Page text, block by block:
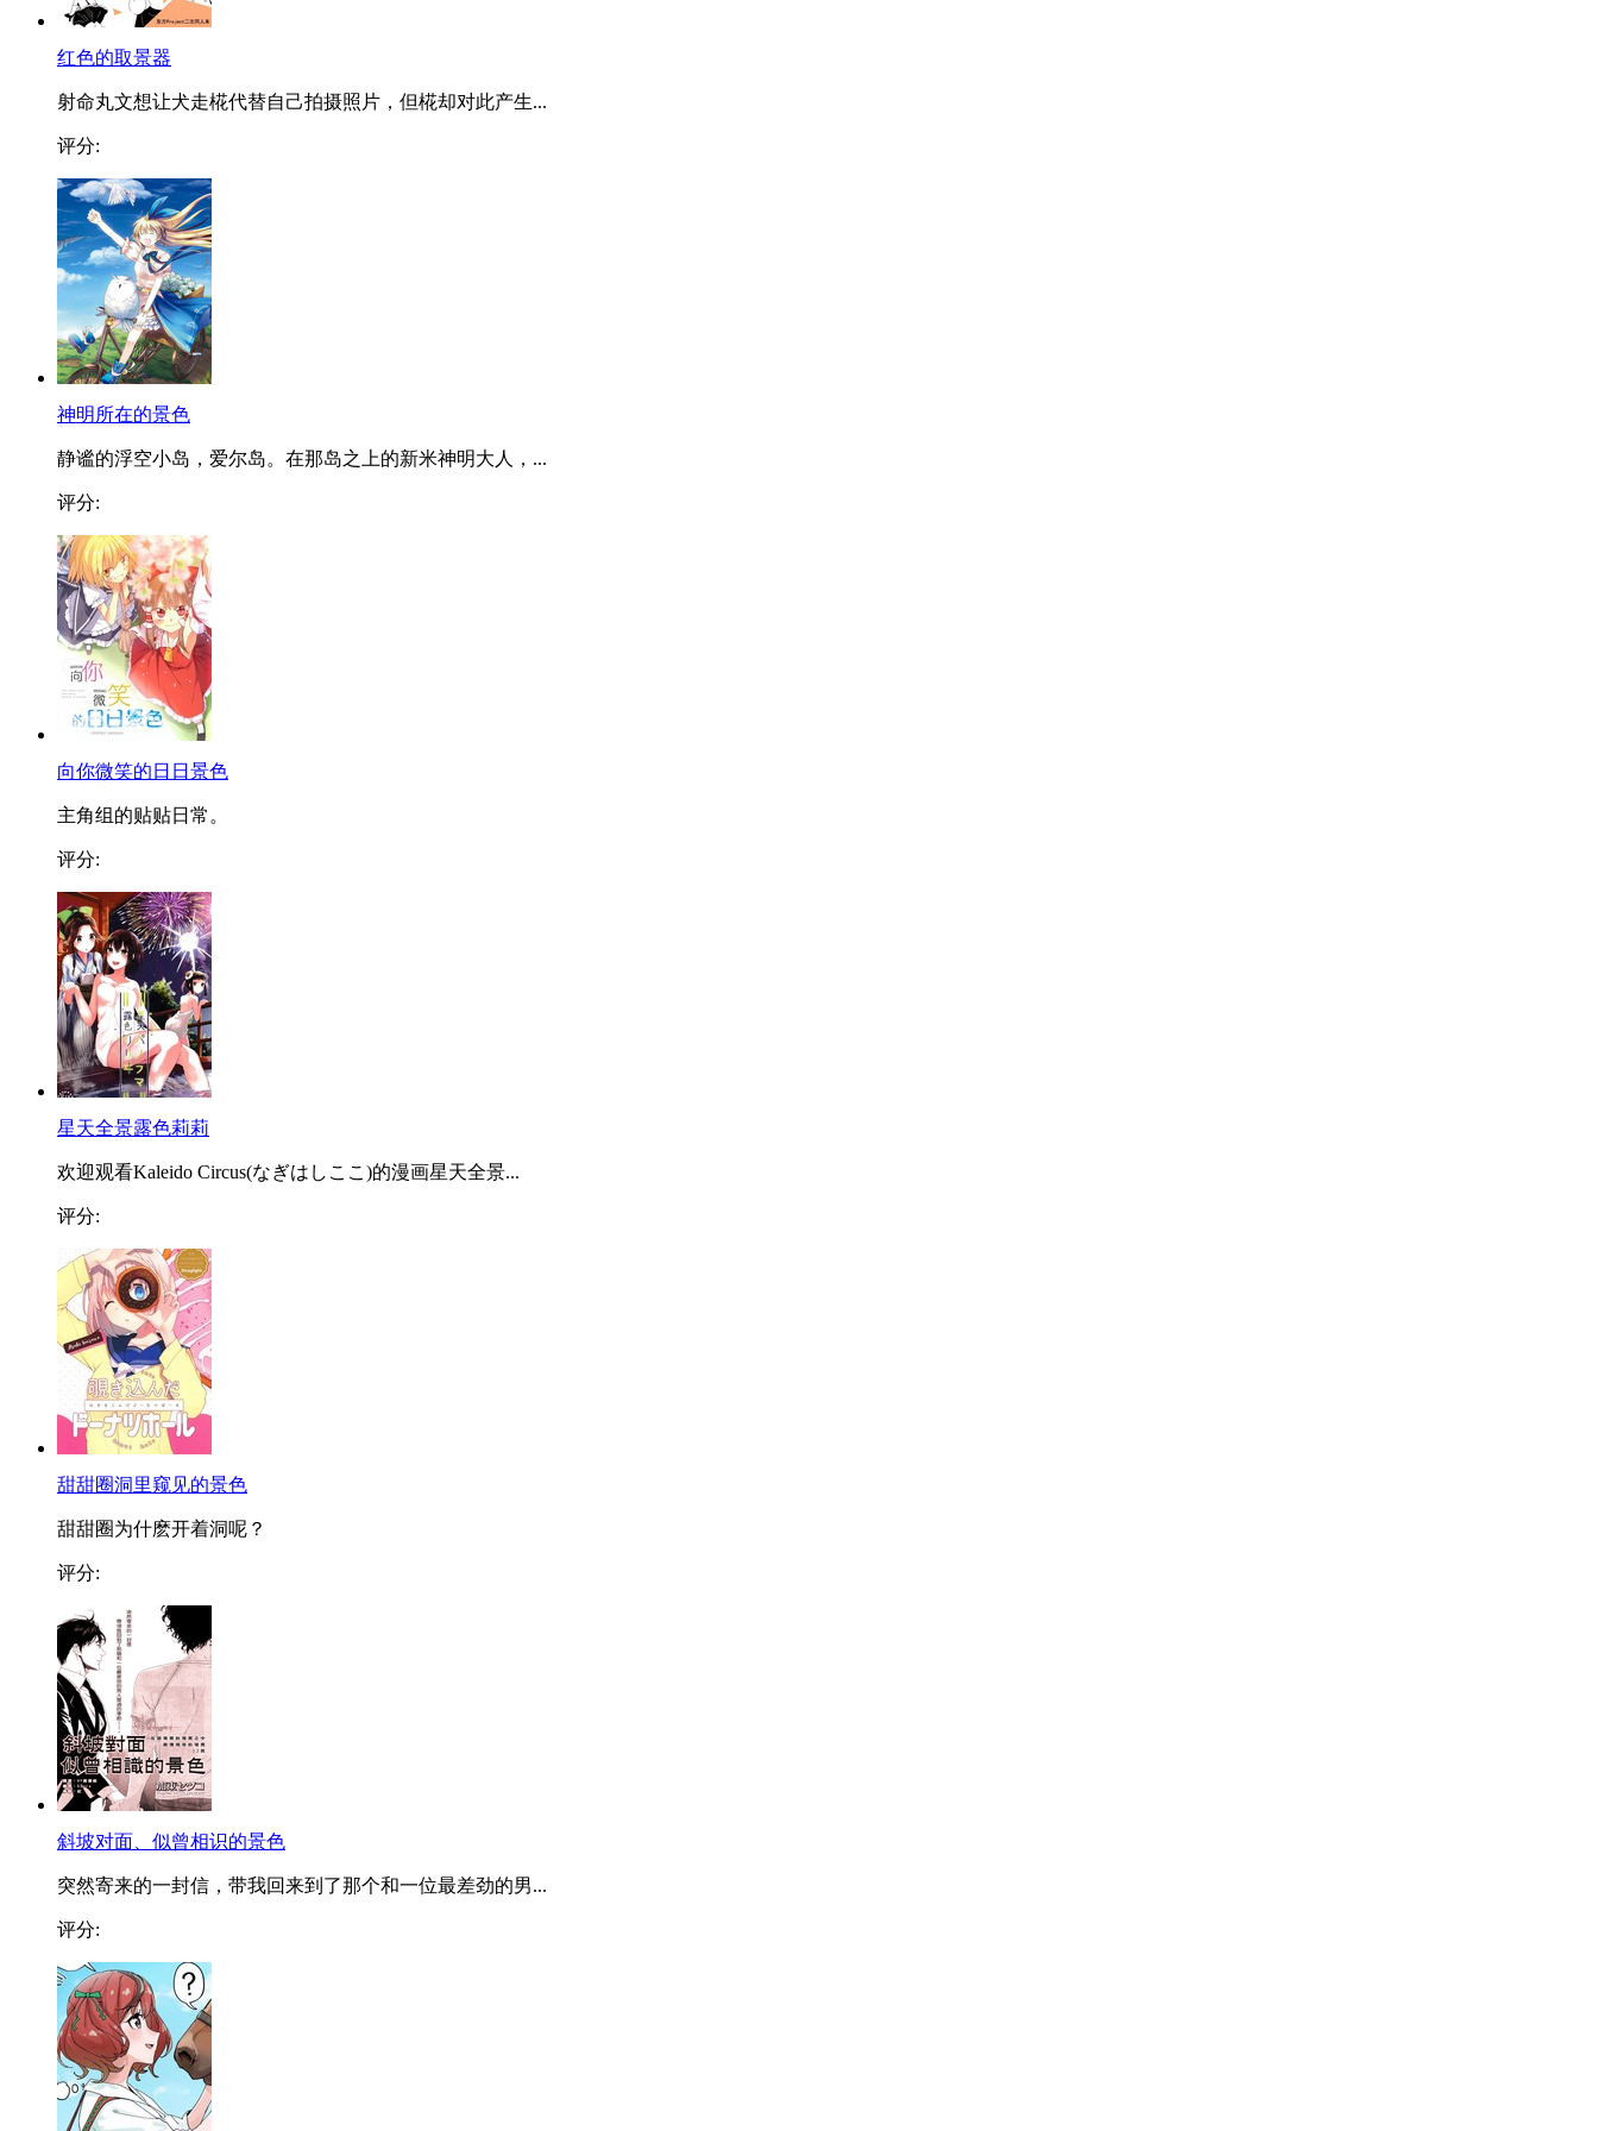
红色的取景器
射命丸文想让犬走椛代替自己拍摄照片，但椛却对此产生...
评分:
神明所在的景色
静谧的浮空小岛，爱尔岛。在那岛之上的新米神明大人，...
评分:
向你微笑的日日景色
主角组的贴贴日常。
评分:
星天全景露色莉莉
欢迎观看Kaleido Circus(なぎはしここ)的漫画星天全景...
评分:
甜甜圈洞里窥见的景色
甜甜圈为什麽开着洞呢？
评分:
斜坡对面、似曾相识的景色
突然寄来的一封信，带我回来到了那个和一位最差劲的男...
评分: